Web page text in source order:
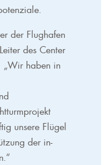
der Flughafen
des Center
„Wir haben in
unsere Flügel
der in-